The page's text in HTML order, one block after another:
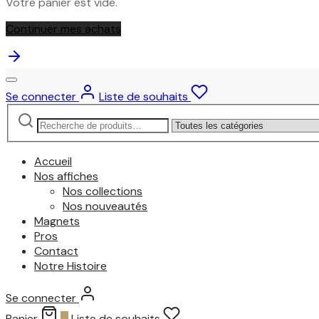
Continuer mes achats
Se connecter
Liste de souhaits
Recherche
pour :
Narrow
by
category:
Accueil
Nos affiches
Nos collections
Nos nouveautés
Magnets
Pros
Contact
Notre Histoire
Se connecter